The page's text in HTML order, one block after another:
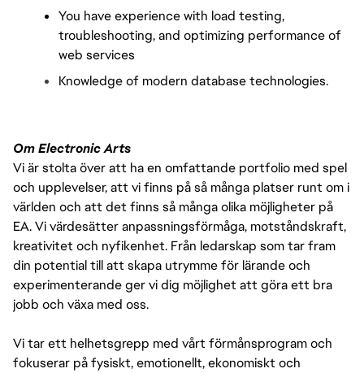
You have experience with load testing,
troubleshooting, and optimizing performance of
web services
Knowledge of modern database technologies.
Om Electronic Arts
Vi är stolta över att ha en omfattande portfolio med spel
och upplevelser, att vi finns på så många platser runt om i
världen och att det finns så många olika möjligheter på
EA. Vi värdesätter anpassningsförmåga, motståndskraft,
kreativitet och nyfikenhet. Från ledarskap som tar fram
din potential till att skapa utrymme för lärande och
experimenterande ger vi dig möjlighet att göra ett bra
jobb och växa med oss.
Vi tar ett helhetsgrepp med vårt förmånsprogram och
fokuserar på fysiskt, emotionellt, ekonomiskt och